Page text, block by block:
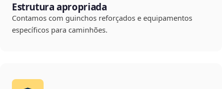
Estrutura apropriada
Contamos com guinchos reforçados e equipamentos
específicos para caminhões.